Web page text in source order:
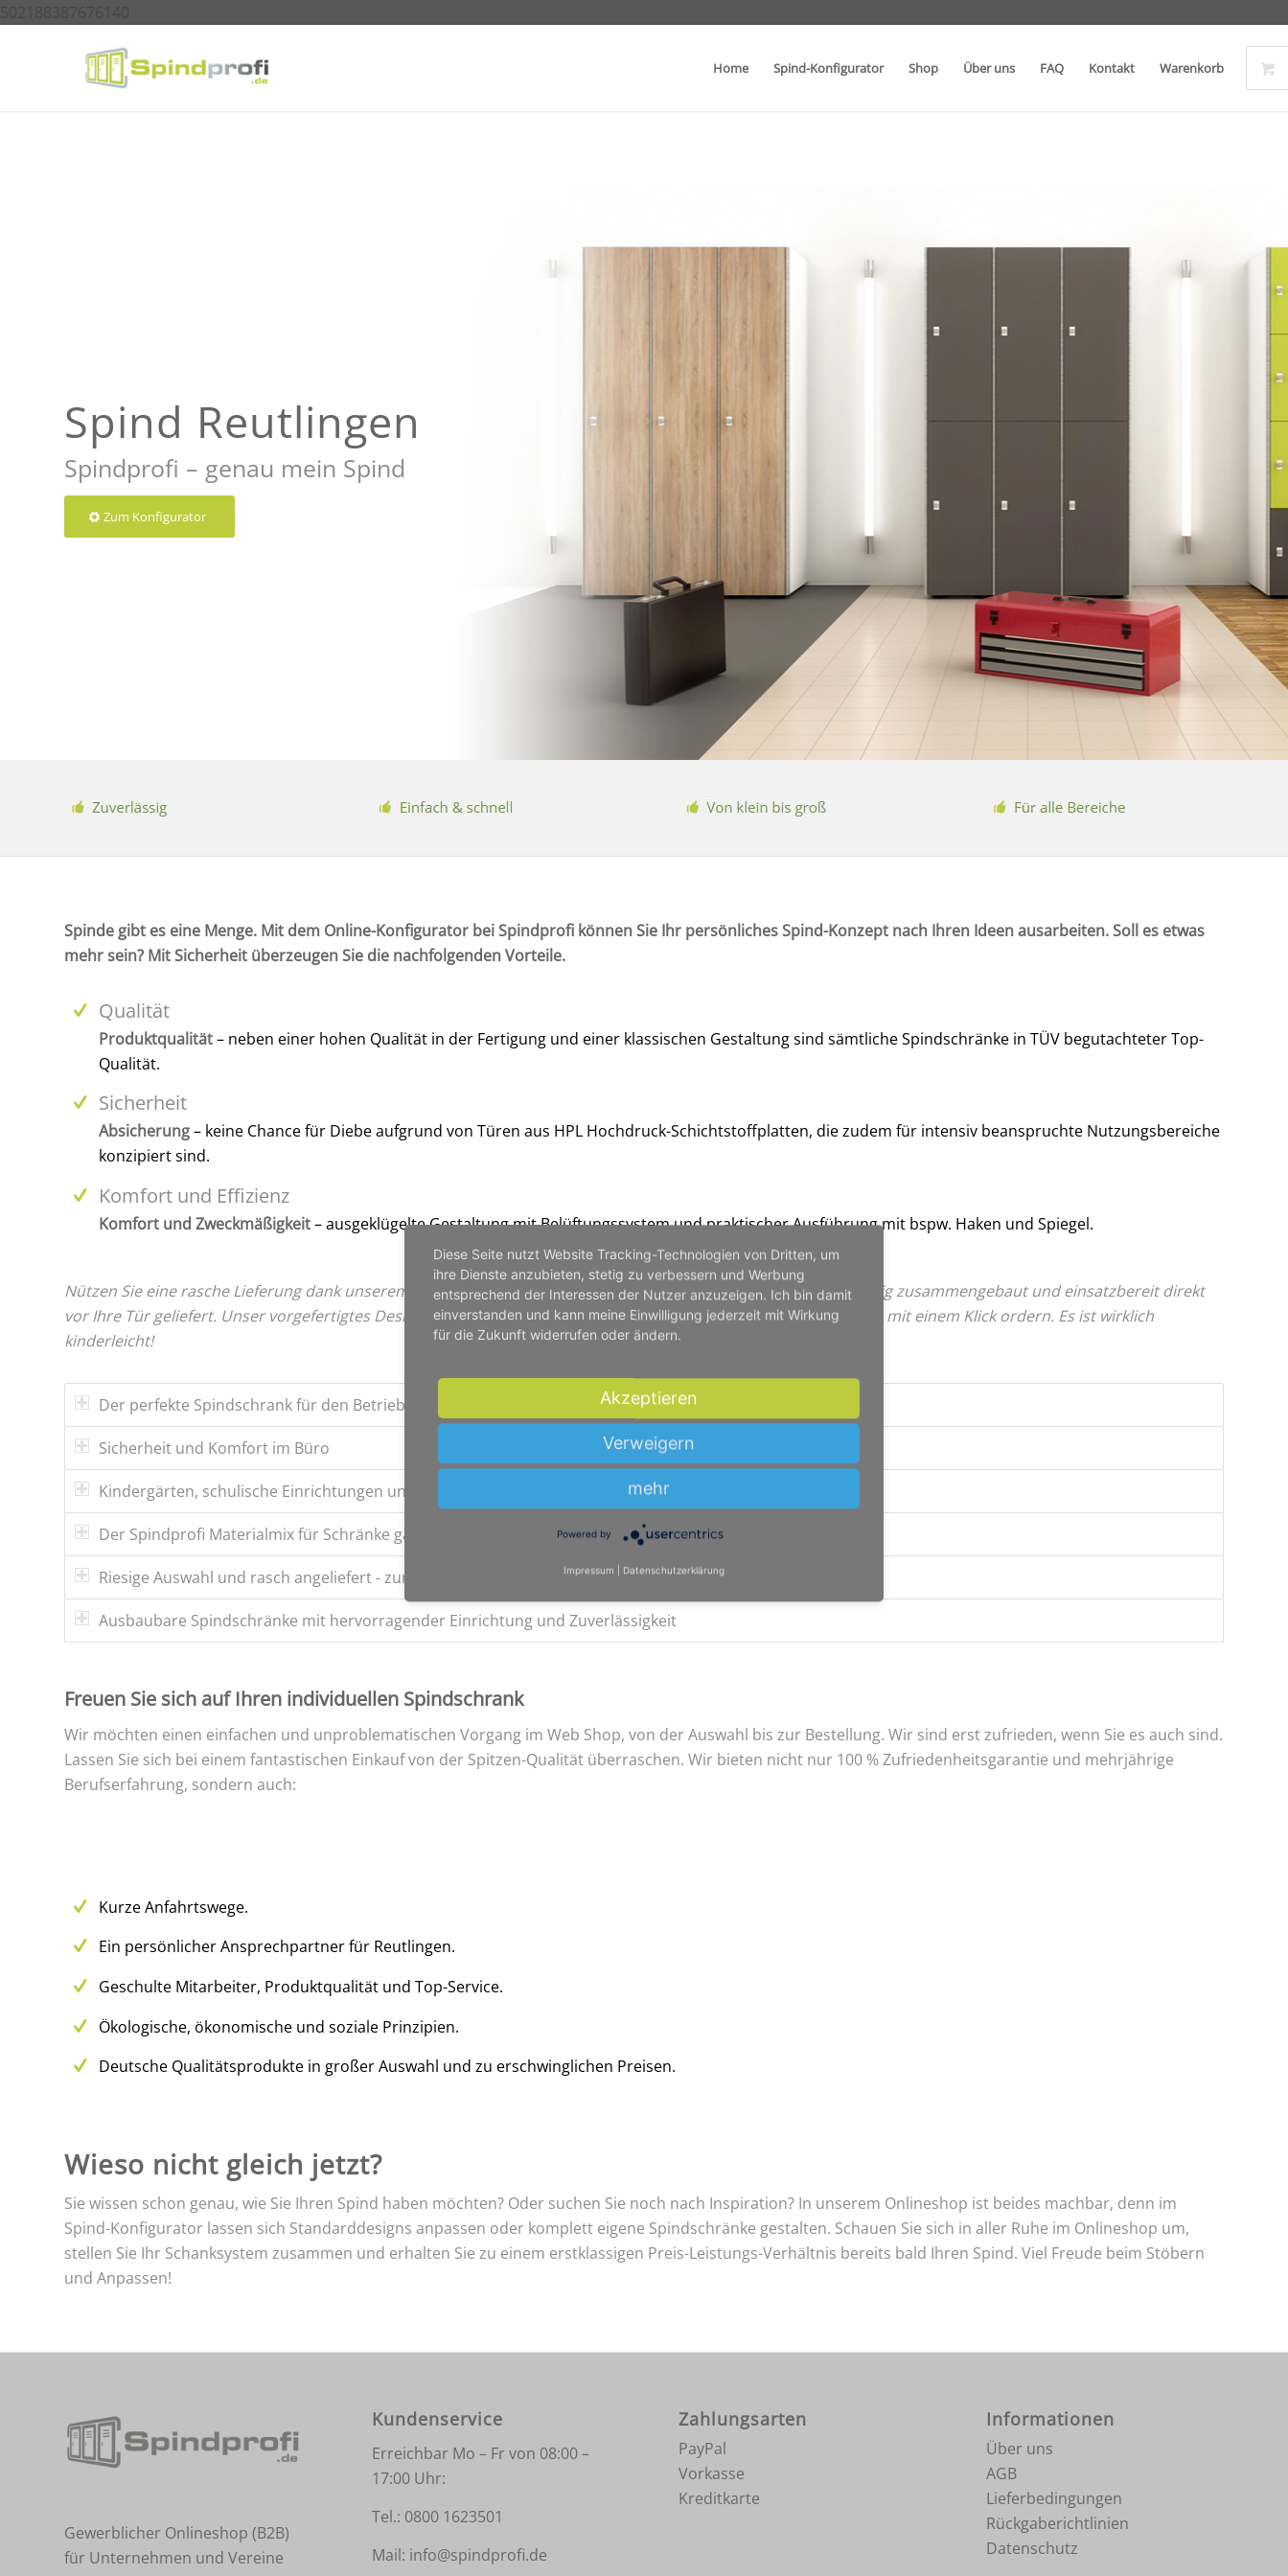
Home Spind-Konfigurator Shop Über uns FAQ Kontakt Warenkorb
Spind Reutlingen
Spindprofi – genau mein Spind
Zum Konfigurator
Spinde gibt es eine Menge. Mit dem Online-Konfigurator bei Spindprofi können Sie Ihr persönliches Spind-Konzept nach Ihren Ideen ausarbeiten. Soll es etwas
mehr sein? Mit Sicherheit überzeugen Sie die nachfolgenden Vorteile.
Qualität
Produktqualität– neben einer hohen Qualität in der Fertigung und einer klassischen Gestaltung sind sämtliche Spindschränke in TÜV begutachteter Top-
Qualität.
Sicherheit
Absicherung– keine Chance für Diebe aufgrund von Türen aus HPL Hochdruck-Schichtstoffplatten, die zudem für intensiv beanspruchte Nutzungsbereiche
konzipiert sind.
Komfort und Effizienz
Komfort und Zweckmäßigkeit– ausgeklügelte Gestaltung mit Belüftungssystem und praktischer Ausführung mit bspw. Haken und Spiegel.
Nützen Sie eine rasche Lieferung dank unserem optimalen Produktionsprozess. Unsere Spinde werden vollständig zusammengebaut und einsatzbereit direkt
vor Ihre Tür geliefert. Unser vorgefertigtes Design können Sie nach individuellen Ideen individualisieren und dann mit einem Klick ordern. Es ist wirklich
kinderleicht!
Der perfekte Spindschrank für den Betrieb
Sicherheit und Komfort im Büro
Kindergärten, schulische Einrichtungen und Hochschulen in Reutlingen - Spinde für Groß und Klein!
Der Spindprofi Materialmix für Schränke garantiert Qualität
Riesige Auswahl und rasch angeliefert - zum günstigen Preis
Ausbaubare Spindschränke mit hervorragender Einrichtung und Zuverlässigkeit
Freuen Sie sich auf Ihren individuellen Spindschrank
Wir möchten einen einfachen und unproblematischen Vorgang im Web Shop, von der Auswahl bis zur Bestellung. Wir sind erst zufrieden, wenn Sie es auch sind.
Lassen Sie sich bei einem fantastischen Einkauf von der Spitzen-Qualität überraschen. Wir bieten nicht nur 100 % Zufriedenheitsgarantie und mehrjährige
Berufserfahrung, sondern auch:
Kurze Anfahrtswege.
Ein persönlicher Ansprechpartner für Reutlingen.
Geschulte Mitarbeiter, Produktqualität und Top-Service.
Ökologische, ökonomische und soziale Prinzipien.
Deutsche Qualitätsprodukte in großer Auswahl und zu erschwinglichen Preisen.
Wieso nicht gleich jetzt?
Sie wissen schon genau, wie Sie Ihren Spind haben möchten? Oder suchen Sie noch nach Inspiration? In unserem Onlineshop ist beides machbar, denn im
Spind-Konfigurator lassen sich Standarddesigns anpassen oder komplett eigene Spindschränke gestalten. Schauen Sie sich in aller Ruhe im Onlineshop um,
stellen Sie Ihr Schanksystem zusammen und erhalten Sie zu einem erstklassigen Preis-Leistungs-Verhältnis bereits bald Ihren Spind. Viel Freude beim Stöbern
und Anpassen!
Gewerblicher Onlineshop (B2B)
für Unternehmen und Vereine
Kundenservice
Erreichbar Mo – Fr von 08:00 –
17:00 Uhr:
Tel.: 0800 1623501
Mail: info@spindprofi.de
Zahlungsarten
PayPal
Vorkasse
Kreditkarte
Informationen
Über uns
AGB
Lieferbedingungen
Rückgaberichtlinien
Datenschutz
Diese Seite nutzt Website Tracking-Technologien von Dritten, um
ihre Dienste anzubieten, stetig zu verbessern und Werbung
entsprechend der Interessen der Nutzer anzuzeigen. Ich bin damit
einverstanden und kann meine Einwilligung jederzeit mit Wirkung
für die Zukunft widerrufen oder ändern.
Akzeptieren
Verweigern
mehr
Powered by
Impressum Datenschutzerklärung